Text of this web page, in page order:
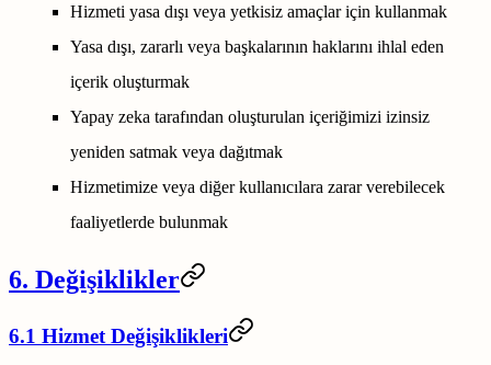
Hizmeti yasa dışı veya yetkisiz amaçlar için kullanmak
Yasa dışı, zararlı veya başkalarının haklarını ihlal eden
içerik oluşturmak
Yapay zeka tarafından oluşturulan içeriğimizi izinsiz
yeniden satmak veya dağıtmak
Hizmetimize veya diğer kullanıcılara zarar verebilecek
faaliyetlerde bulunmak
6. Değişiklikler
6.1 Hizmet Değişiklikleri